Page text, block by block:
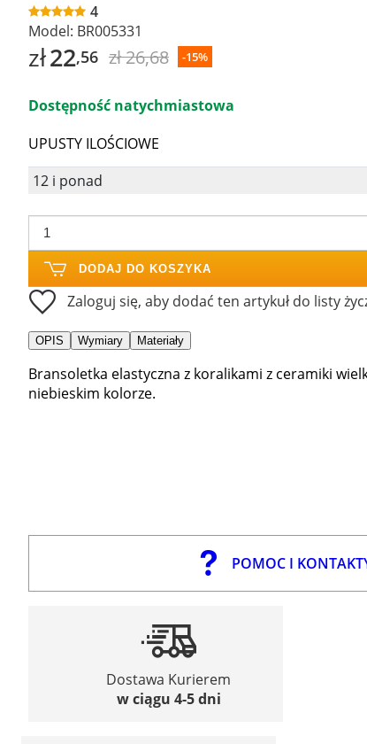
4
Model: BR005331
zł22,56 zł 26,68 -15%
Dostępność natychmiastowa
UPUSTY ILOŚCIOWE
12 i ponad
DODAJ DO KOSZYKA
Zaloguj się, aby dodać ten artykuł do listy
OPIS Wymiary Materiały
Bransoletka elastyczna z koralikami z ceramiki
niebieskim kolorze.
POMOC I
Dostawa Kurierem
w ciągu 4-5 dni